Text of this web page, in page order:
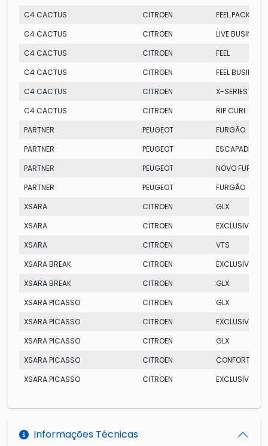
C4 CACTUS
CITROEN
FEEL PACK
C4 CACTUS
CITROEN
LIVE BUSINESS
C4 CACTUS
CITROEN
FEEL
C4 CACTUS
CITROEN
FEEL BUSINESS
C4 CACTUS
CITROEN
X-SERIES
C4 CACTUS
CITROEN
RIP CURL
PARTNER
PEUGEOT
FURGÃO
PARTNER
PEUGEOT
ESCAPADE
PARTNER
PEUGEOT
NOVO FURGÃO
PARTNER
PEUGEOT
FURGÃO
XSARA
CITROEN
GLX
XSARA
CITROEN
EXCLUSIVE
XSARA
CITROEN
VTS
XSARA BREAK
CITROEN
EXCLUSIVE
XSARA BREAK
CITROEN
GLX
XSARA PICASSO
CITROEN
GLX
XSARA PICASSO
CITROEN
EXCLUSIVE
XSARA PICASSO
CITROEN
GLX
XSARA PICASSO
CITROEN
CONFORT
XSARA PICASSO
CITROEN EXCLUSIVE
Informações Técnicas